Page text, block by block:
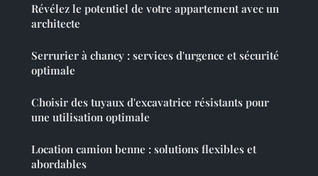
Révélez le potentiel de votre appartement avec un
architecte
Serrurier à chancy : services d'urgence et sécurité
optimale
Choisir des tuyaux d'excavatrice résistants pour
une utilisation optimale
Location camion benne : solutions flexibles et
abordables